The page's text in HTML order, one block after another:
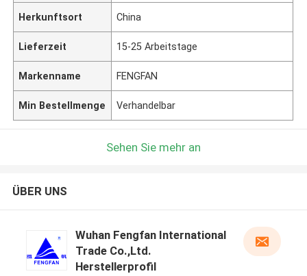
Herkunftsort China
Lieferzeit 15-25 Arbeitstage
Markenname FENGFAN
Min Bestellmenge Verhandelbar
Sehen Sie mehr an
ÜBER UNS
Wuhan Fengfan International
Trade Co.,Ltd.
Herstellerprofil